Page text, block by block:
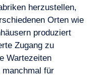
herzustellen,
Orten wie
produziert
Zugang zu
Wartezeiten
für